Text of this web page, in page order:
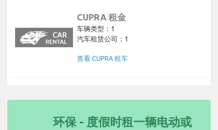
CUPRA 租金
车辆类型：1
汽车租赁公司：1
查看 CUPRA 租车
环保 - 度假时租一辆电动或